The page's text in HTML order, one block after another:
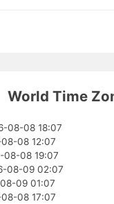
World Time
08-08 18:07
08 12:07
08-08 19:07
08-09 02:07
09 01:07
08 17:07